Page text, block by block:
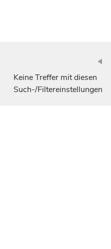
Keine Treffer mit diesen
Such-/Filtereinstellungen